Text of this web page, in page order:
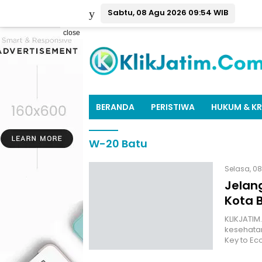
Sabtu, 08 Agu 2026 09:54 WIB
close
BERANDA PERISTIWA HUKUM &
W-20 Batu
Selasa, 08
Kota
Key to